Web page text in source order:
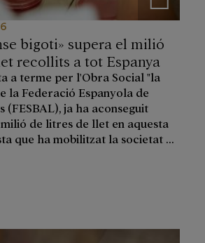
bigoti» supera el milió
recollits a tot Espanya
a terme per l'Obra Social "la
la Federació Espanyola de
(FESBAL), ja ha aconseguit
de litres de llet en aquesta
que ha mobilitzat la societat ...